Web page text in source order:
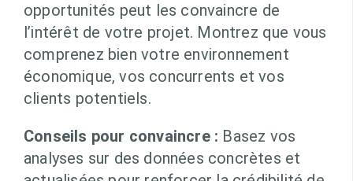
opportunités peut les convaincre de
l’intérêt de votre projet. Montrez que vous
comprenez bien votre environnement
économique, vos concurrents et vos
clients potentiels.
Conseils pour convaincre : Basez vos
analyses sur des données concrètes et